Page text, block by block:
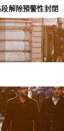
性封閉 騎